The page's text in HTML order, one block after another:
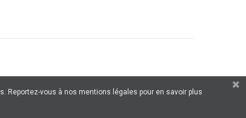
vous à nos mentions légales pour en savoir plus